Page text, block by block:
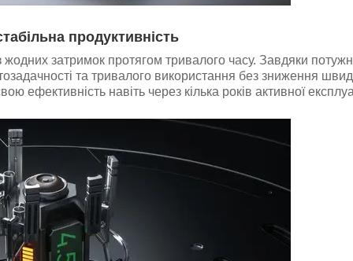
продуктивність
затримок протягом тривалого часу. Завдяки
та тривалого використання без зниження
ефективність навіть через кілька років активної